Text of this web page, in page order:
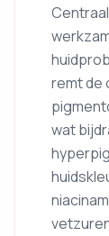
remt de
wat